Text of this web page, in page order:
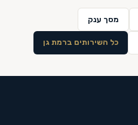
מסך ענק
כל השירותים ברמת גן